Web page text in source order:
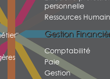
personnelle
Ressources
Gestion
Comptabilité
Paie
Gestion